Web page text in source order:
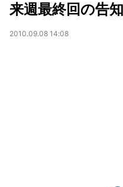
来週最終回の告
2010.09.08 14:08